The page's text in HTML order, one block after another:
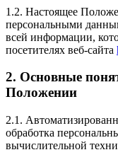
1.2. Настоящее
персональными
всей информации,
посетителях веб-сайта
2. Основные
Положении
2.1.
обработка
вычислительной